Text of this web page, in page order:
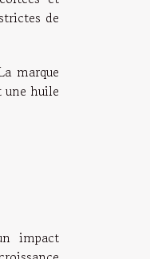
de
marque
une huile
impact